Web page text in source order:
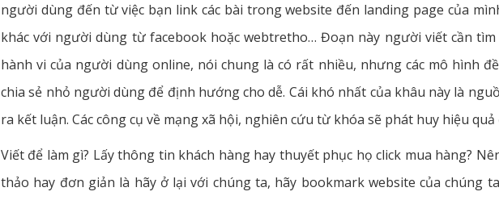
người dùng đến từ việc bạn link các bài trong website đến landing page của
khác với người dùng từ facebook hoặc webtretho… Đoạn này người viết cần tìm
hành vi của người dùng online, nói chung là có rất nhiều, nhưng các mô hình
chia sẻ nhỏ người dùng để định hướng cho dễ. Cái khó nhất của khâu này là
ra kết luận. Các công cụ về mạng xã hội, nghiên cứu từ khóa sẽ phát huy hiệu quả
Viết để làm gì? Lấy thông tin khách hàng hay thuyết phục họ click mua hàng?
thảo hay đơn giản là hãy ở lại với chúng ta, hãy bookmark website của chúng